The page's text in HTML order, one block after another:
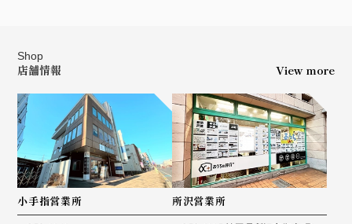
Shop
店舗情報 View more
小手指営業所 所沢営業所